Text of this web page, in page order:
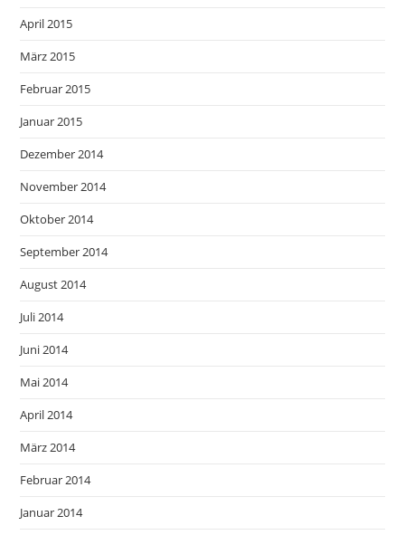
April 2015
März 2015
Februar 2015
Januar 2015
Dezember 2014
November 2014
Oktober 2014
September 2014
August 2014
Juli 2014
Juni 2014
Mai 2014
April 2014
März 2014
Februar 2014
Januar 2014